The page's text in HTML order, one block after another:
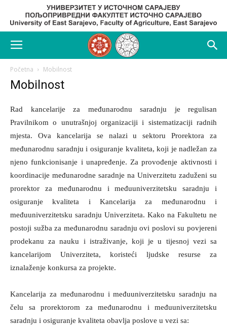
Početna Mobilnost
Mobilnost
Rad kancelarije za međunarodnu saradnju je regulisan
Pravilnikom o unutrašnjoj organizaciji i sistematizaciji radnih
mjesta. Ova kancelarija se nalazi u sektoru Prorektora za
međunarodnu saradnju i osiguranje kvaliteta, koji je nadležan za
njeno funkcionisanje i unapređenje. Za provođenje aktivnosti i
koordinacije međunarodne saradnje na Univerzitetu zaduženi su
prorektor za međunarodnu i međuuniverzitetsku saradnju i
osiguranje kvaliteta i Kancelarija za međunarodnu i
međuuniverzitetsku saradnju Univerziteta. Kako na Fakultetu ne
postoji sužba za međunarodnu saradnju ovi poslovi su povjereni
prodekanu za nauku i istraživanje, koji je u tijesnoj vezi sa
kancelarijom Univerziteta, koristeći ljudske resurse za
iznalaženje konkursa za projekte.
Kancelarija za međunarodnu i međuuniverzitetsku saradnju na
čelu sa prorektorom za međunarodnu i međuuniverzitetsku
saradnju i osiguranje kvaliteta obavlja poslove u vezi sa: